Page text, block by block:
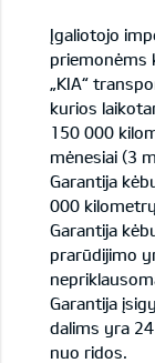
Įgaliotojo
priemonėms
„KIA“
kurios
150 000
mėnesiai (3
Garantija
000
Garantija
prarūdijimo
Garantija
dalims yra
nuo ridos.